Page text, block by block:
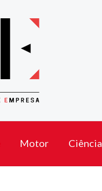
Motor Ciência